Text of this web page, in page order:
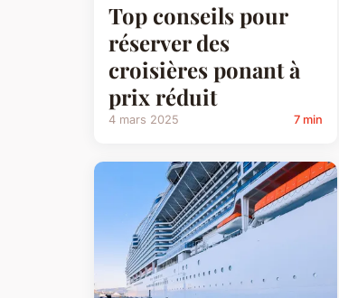
Top conseils pour
réserver des
croisières ponant à
prix réduit
4 mars 2025 7 min